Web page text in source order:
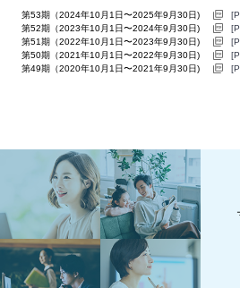
第53期（2024年10月1日〜2025年9月30日)
PDF
第52期（2023年10月1日〜2024年9月30日)
PDF
第51期（2022年10月1日〜2023年9月30日)
PDF
第50期（2021年10月1日〜2022年9月30日)
PDF
第49期（2020年10月1日〜2021年9月30日)